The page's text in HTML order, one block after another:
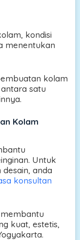
kondisi
menentukan
kolam
satu
Kolam
Untuk
anda
konsultan
kuat, estetis,